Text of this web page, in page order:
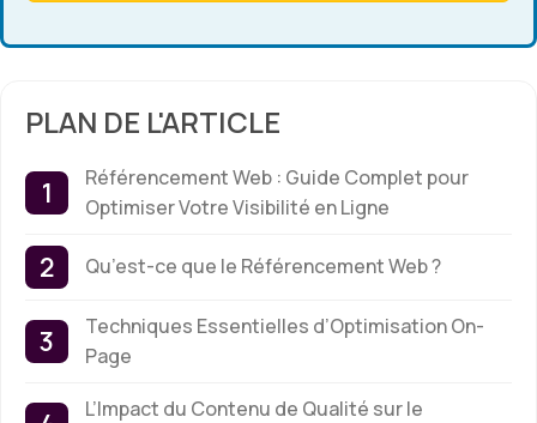
PLAN DE L'ARTICLE
Référencement Web : Guide Complet pour
Optimiser Votre Visibilité en Ligne
Qu’est-ce que le Référencement Web ?
Techniques Essentielles d’Optimisation On-
Page
L’Impact du Contenu de Qualité sur le